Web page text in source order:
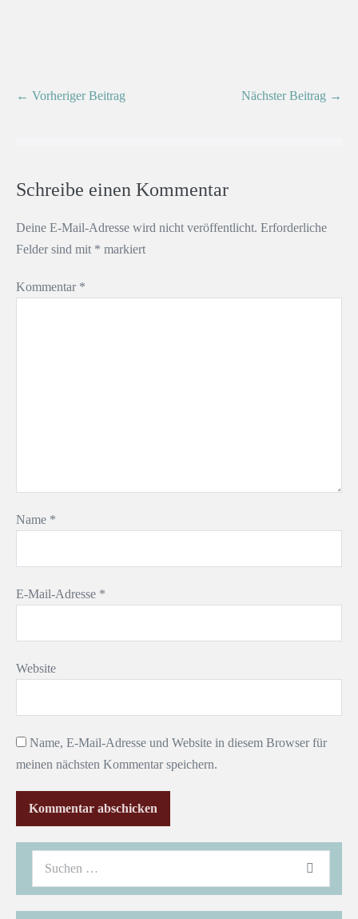
← Vorheriger Beitrag Nächster Beitrag →
Schreibe einen Kommentar
Deine E-Mail-Adresse wird nicht veröffentlicht. Erforderliche
Felder sind mit * markiert
Kommentar *
Name *
E-Mail-Adresse *
Website
Name, E-Mail-Adresse und Website in diesem Browser für
meinen nächsten Kommentar speichern.